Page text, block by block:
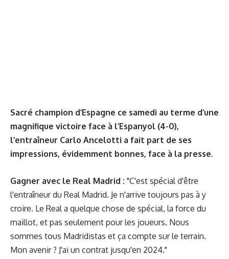
Sacré champion d’Espagne ce samedi au terme d’une
magnifique victoire face à l’Espanyol (4-0),
l’entraîneur Carlo Ancelotti a fait part de ses
impressions, évidemment bonnes, face à la presse.
Gagner avec le Real Madrid : "C'est spécial d'être
l'entraîneur du Real Madrid. Je n'arrive toujours pas à y
croire. Le Real a quelque chose de spécial, la force du
maillot, et pas seulement pour les joueurs. Nous
sommes tous Madridistas et ça compte sur le terrain.
Mon avenir ? J'ai un contrat jusqu'en 2024."